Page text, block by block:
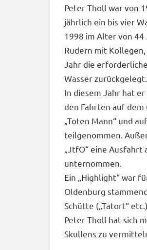
Peter Tholl war von
jährlich ein bis vier
1998 im Alter von
Rudern mit
Jahr die
Wasser zurückgelegt.
In diesem Jahr hat
den Fahrten auf dem
„Toten Mann“ und
teilgenommen.
„JtfO“ eine
unternommen.
Ein „Highlight“ war
Oldenburg
Schütte („Tatort“
Peter Tholl hat sich
Skullens zu